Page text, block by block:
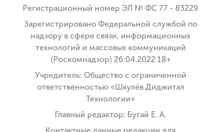
Регистрационный номер ЭЛ № ФС 77 - 83229
Зарегистрировано Федеральной службой по
надзору в сфере связи, информационных
технологий и массовых коммуникаций
(Роскомнадзор) 26.04.2022 18+
Учредитель: Общество с ограниченной
ответственностью «Шкулёв Диджитал
Технологии»
Главный редактор: Бугай Е. А.